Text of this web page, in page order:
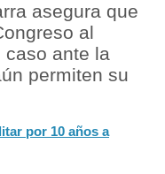
asegura que
al
caso ante la
permiten su
por 10 años a